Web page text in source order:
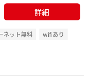
詳細
ネット無料
wifiあり